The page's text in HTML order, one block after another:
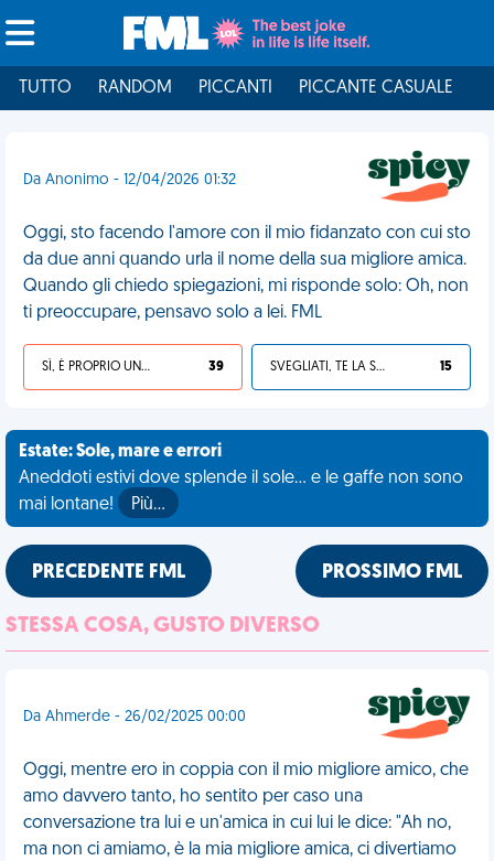
TUTTO RANDOM PICCANTI PICCANTE CASUALE
Da Anonimo - 12/04/2026 01:32
Oggi, sto facendo l'amore con il mio fidanzato con cui sto
da due anni quando urla il nome della sua migliore amica.
Quando gli chiedo spiegazioni, mi risponde solo: Oh, non
ti preoccupare, pensavo solo a lei. FML
SÌ, È PROPRIO UNA VDM! 39 SVEGLIATI, TE LA SEI CERCATA! 15
Estate: Sole, mare e errori
Aneddoti estivi dove splende il sole... e le gaffe non sono
mai lontane!
Più…
PRECEDENTE FML PROSSIMO FML
STESSA COSA, GUSTO DIVERSO
Da Ahmerde - 26/02/2025 00:00
Oggi, mentre ero in coppia con il mio migliore amico, che
amo davvero tanto, ho sentito per caso una
conversazione tra lui e un'amica in cui lui le dice: "Ah no,
ma non ci amiamo, è la mia migliore amica, ci divertiamo